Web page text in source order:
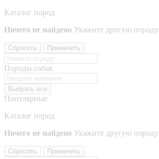
Каталог пород
Ничего не найдено Укажите другую породу
Сбросить Применить
Породы собак
Выбрать все
Популярные
Каталог пород
Ничего не найдено Укажите другую породу
Сбросить Применить